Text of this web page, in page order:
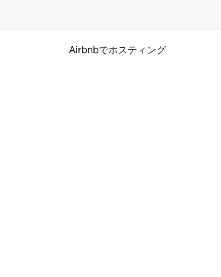
Airbnbでホスティング